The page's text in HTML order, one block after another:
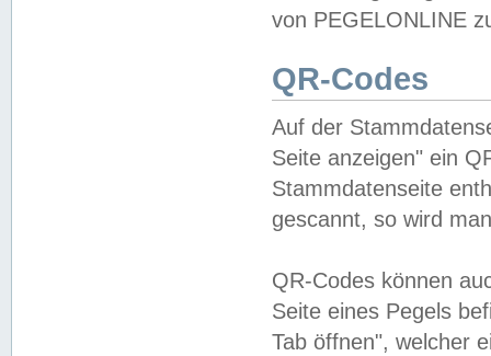
von PEGELONLINE
QR-Codes
Auf der
Seite anzeigen" ein
Stammdatenseite
gescannt, so wird
QR-Codes können
Seite eines Pegels
Tab öffnen", welcher